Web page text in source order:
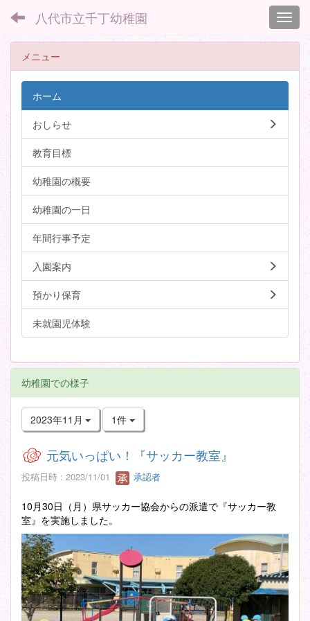
八代市立千丁幼稚園
メニュー
ホーム
おしらせ
教育目標
幼稚園の概要
幼稚園の一日
年間行事予定
入園案内
預かり保育
未就園児体験
幼稚園での様子
2023年11月 1件
元気いっぱい！『サッカー教室』
投稿日時 : 2023/11/01 承認者
10月30日（月）県サッカー協会からの派遣で『サッカー教
室』を実施しました。